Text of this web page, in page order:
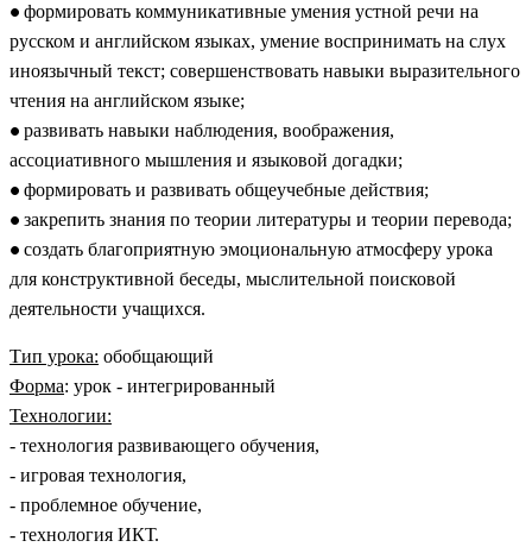
формировать коммуникативные умения устной речи на
русском и английском языках, умение воспринимать на слух
иноязычный текст; совершенствовать навыки выразительного
чтения на английском языке;
развивать навыки наблюдения, воображения,
ассоциативного мышления и языковой догадки;
формировать и развивать общеучебные действия;
закрепить знания по теории литературы и теории перевода;
создать благоприятную эмоциональную атмосферу урока
для конструктивной беседы, мыслительной поисковой
деятельности учащихся.
Тип урока: обобщающий
Форма: урок - интегрированный
Технологии:
- технология развивающего обучения,
- игровая технология,
- проблемное обучение,
- технология ИКТ.